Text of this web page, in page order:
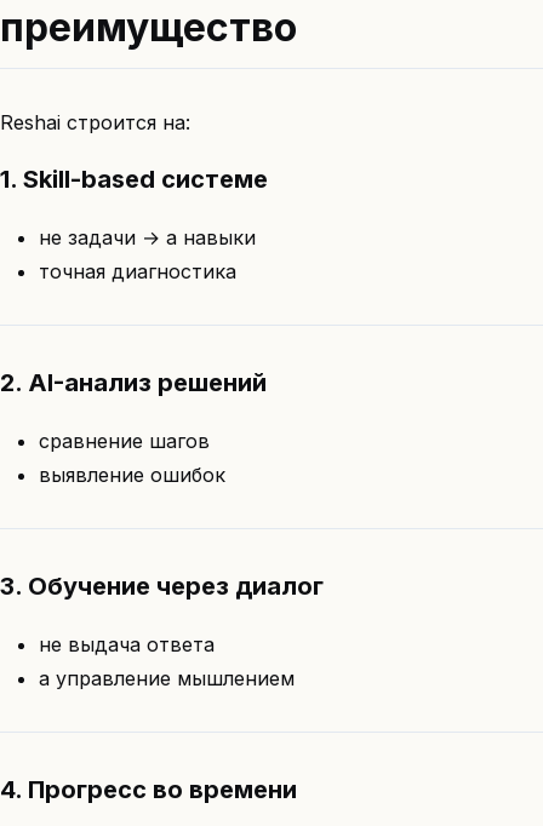
преимущество
Reshai строится на:
1. Skill-based системе
не задачи → а навыки
точная диагностика
2. AI-анализ решений
сравнение шагов
выявление ошибок
3. Обучение через диалог
не выдача ответа
а управление мышлением
4. Прогресс во времени